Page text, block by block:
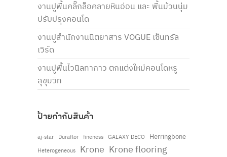
งานปูพื้นคลิ๊กล็อคลายหินอ่อน และ พื้นม้วนนุ่ม
ปรับปรุงคอนโด
งานปูสำนักงานนิตยาสาร VOGUE เซ็นทรัล
เวิร์ด
งานปูพื้นไวนิลทากาว ตกแต่งใหม่คอนโดหรู
สุขุมวิท
ป้ายกำกับสินค้า
aj-star Duraflor fineness GALAXY DECO Herringbone
Heterogeneous Krone Krone flooring